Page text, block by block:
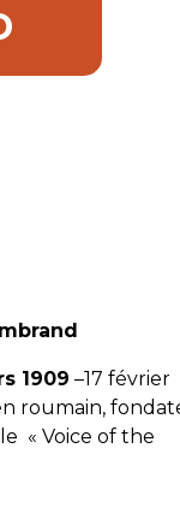
1909 –17 février
roumain,
« Voice of the